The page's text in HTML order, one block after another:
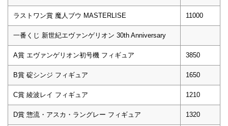
ラストワン賞 魔人ブウ MASTERLISE 11000
一番くじ 新世紀エヴァンゲリオン 30th Anniversary
A賞 エヴァンゲリオン初号機 フィギュア 3850
B賞 碇シンジ フィギュア 1650
C賞 綾波レイ フィギュア 1210
D賞 惣流・アスカ・ラングレー フィギュア 1320